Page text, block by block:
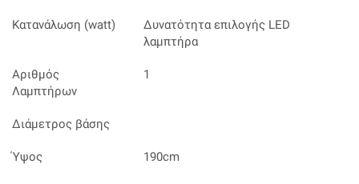
Κατανάλωση (watt)
Δυνατότητα επιλογής LED
λαμπτήρα
Αριθμός
Λαμπτήρων
1
Διάμετρος βάσης
Ύψος 190cm